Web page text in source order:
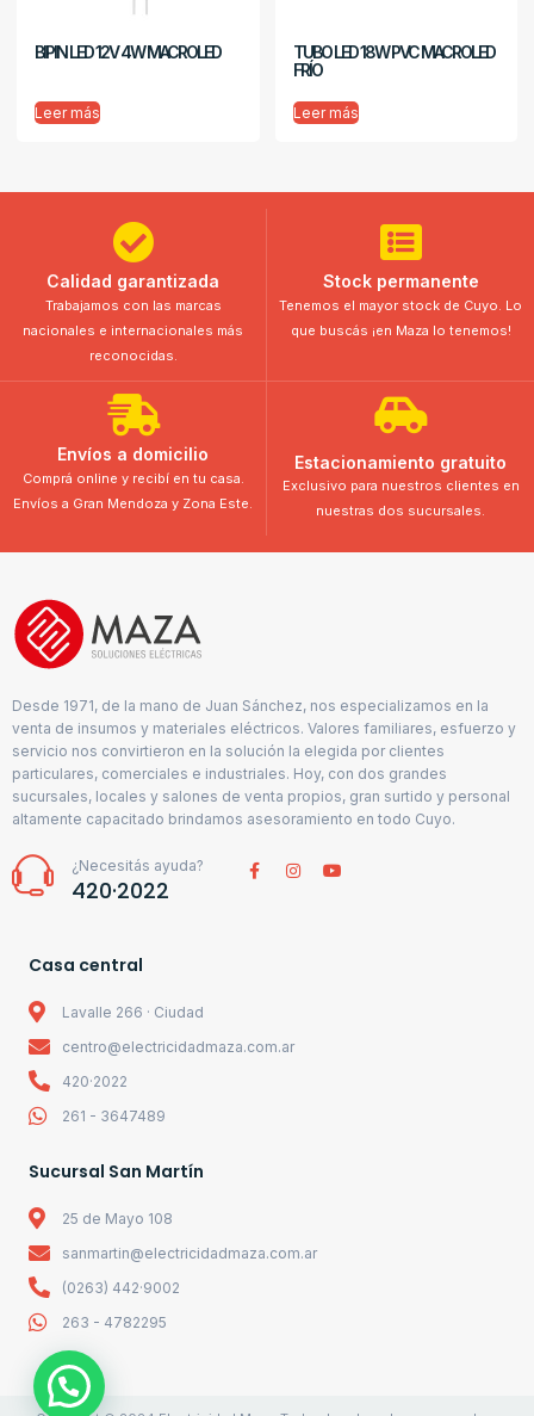
BIPIN LED 12V 4W MACROLED
Leer más
TUBO LED 18W PVC MACROLED
FRÍO
Leer más
Calidad garantizada
Trabajamos con las marcas
nacionales e internacionales más
reconocidas.
Stock permanente
Tenemos el mayor stock de Cuyo. Lo
que buscás ¡en Maza lo tenemos!
Envíos a domicilio
Comprá online y recibí en tu casa.
Envíos a Gran Mendoza y Zona Este.
Estacionamiento gratuito
Exclusivo para nuestros clientes en
nuestras dos sucursales.
Desde 1971, de la mano de Juan Sánchez, nos especializamos en la
venta de insumos y materiales eléctricos. Valores familiares, esfuerzo y
servicio nos convirtieron en la solución la elegida por clientes
particulares, comerciales e industriales. Hoy, con dos grandes
sucursales, locales y salones de venta propios, gran surtido y personal
altamente capacitado brindamos asesoramiento en todo Cuyo.
¿Necesitás ayuda?
420·2022
Casa central
Lavalle 266 · Ciudad
centro@electricidadmaza.com.ar
420·2022
261 - 3647489
Sucursal San Martín
25 de Mayo 108
sanmartin@electricidadmaza.com.ar
(0263) 442·9002
263 - 4782295